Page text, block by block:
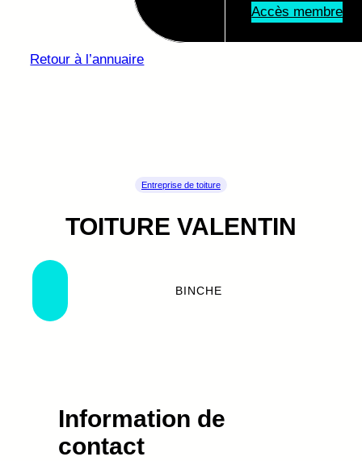
c
e
s
t
n
k
Accès membre
Retour à l’annuaire
Entreprise de toiture
TOITURE VALENTIN
BINCHE
Information de
contact